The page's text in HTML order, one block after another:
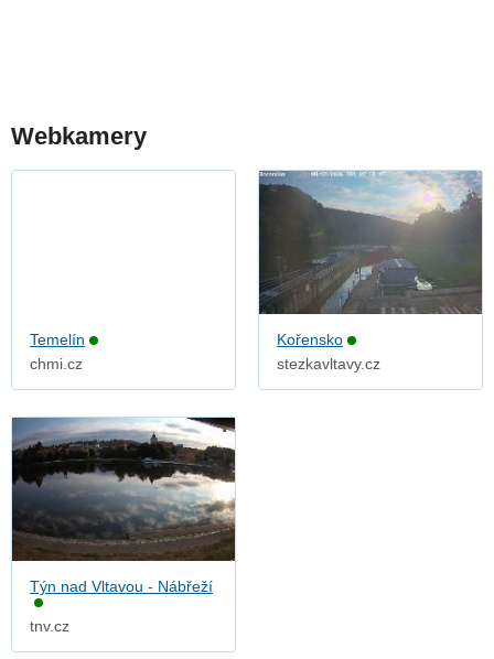
Webkamery
Temelín
chmi.cz
Kořensko
stezkavltavy.cz
Týn nad Vltavou - Nábřeží
tnv.cz